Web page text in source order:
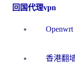
回国代理vpn